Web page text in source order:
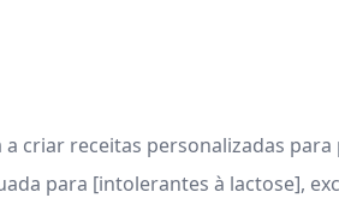
criar receitas personalizadas
para [intolerantes à lactose],